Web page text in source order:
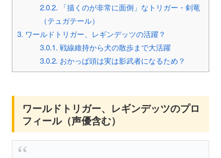
2.0.2. 「描くのが非常に面倒」なトリガー・剣竜
（テュガテール）
3. ワールドトリガー、レギンデッツの活躍？
3.0.1. 戦線維持から犬の散歩まで大活躍
3.0.2. おかっぱ頭は実は影武者になるため？
ワールドトリガー、レギンデッツのプロ
フィール（声優含む）